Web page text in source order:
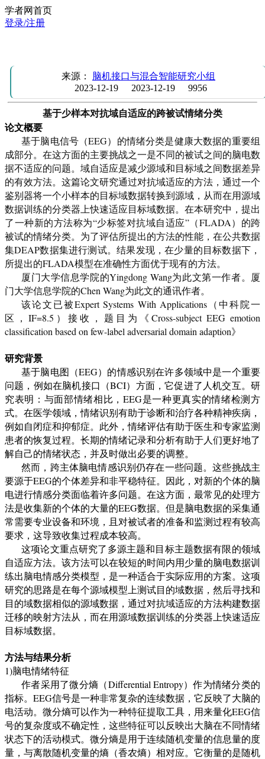
学者网首页
登录/注册
来源： 脑机接口与混合智能研究小组
2023-12-19
2023-12-19 9956
基于少样本对抗域自适应的跨被试情绪分类
论文概要
基于脑电信号（EEG）的情绪分类是健康大数据的重要组
成部分。在这方面的主要挑战之一是不同的被试之间的脑电数
据不适应的问题。域自适应是减少源域和目标域之间数据差异
的有效方法。这篇论文研究通过对抗域适应的方法，通过一个
鉴别器将一个小样本的目标域数据转换到源域，从而在用源域
数据训练的分类器上快速适应目标域数据。在本研究中，提出
了一种新的方法称为“少标签对抗域自适应”（FLADA）的跨
被试的情绪分类。为了评估所提出的方法的性能，在公共数据
集DEAP数据集进行测试。结果发现，在少量的目标数据下，
所提出的FLADA模型在准确性方面优于现有的方法。
厦门大学信息学院的Yingdong Wang为此文第一作者。 厦
门大学信息学院的Chen Wang为此文的通讯作者。
该论文已被Expert Systems With Applications（中科院一
区，IF=8.5 ）接收，题目为《 Cross-subject EEG emotion
classification based on few-label adversarial domain adaption》
研究背景
基于脑电图（EEG）的情感识别在许多领域中是一个重要
问题，例如在脑机接口（BCI）方面，它促进了人机交互。研
究表明：与面部情绪相比， EEG是一种更真实的情绪检测方
式。在医学领域，情绪识别有助于诊断和治疗各种精神疾病，
例如自闭症和抑郁症。此外，情绪评估有助于医生和专家监测
患者的恢复过程。长期的情绪记录和分析有助于人们更好地了
解自己的情绪状态，并及时做出必要的调整。
然而，跨主体脑电情感识别仍存在一些问题。这些挑战主
要源于EEG的个体差异和非平稳特征。因此，对新的个体的脑
电进行情感分类面临着许多问题。在这方面，最常见的处理方
法是收集新的个体的大量的EEG数据。但是脑电数据的采集通
常需要专业设备和环境，且对被试者的准备和监测过程有较高
要求，这导致收集过程成本较高。
这项论文重点研究了多源主题和目标主题数据有限的领域
自适应方法。该方法可以在较短的时间内用少量的脑电数据训
练出脑电情感分类模型，是一种适合于实际应用的方案。这项
研究的思路是在每个源域模型上测试目的域数据，然后寻找和
目的域数据相似的源域数据，通过对抗域适应的方法构建数据
迁移的映射方法从，而在用源域数据训练的分类器上快速适应
目标域数据。
方法与结果分析
1)脑电情绪特征
作者采用了微分熵（Differential Entropy）作为情绪分类的
指标。 EEG信号是一种非常复杂的连续数据，它反映了大脑的
电活动。微分熵可以作为一种特征提取工具，用来量化EEG信
号的复杂度或不确定性，这些特征可以反映出大脑在不同情绪
状态下的活动模式。微分熵是用于连续随机变量的信息量的度
量，与离散随机变量的熵（香农熵）相对应。它衡量的是随机